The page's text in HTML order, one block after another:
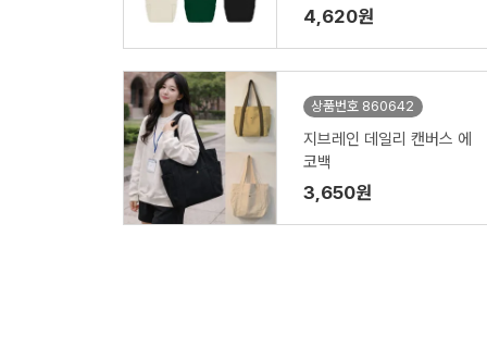
4,620원
상품번호 860642
지브레인 데일리 캔버스 에
코백
3,650원